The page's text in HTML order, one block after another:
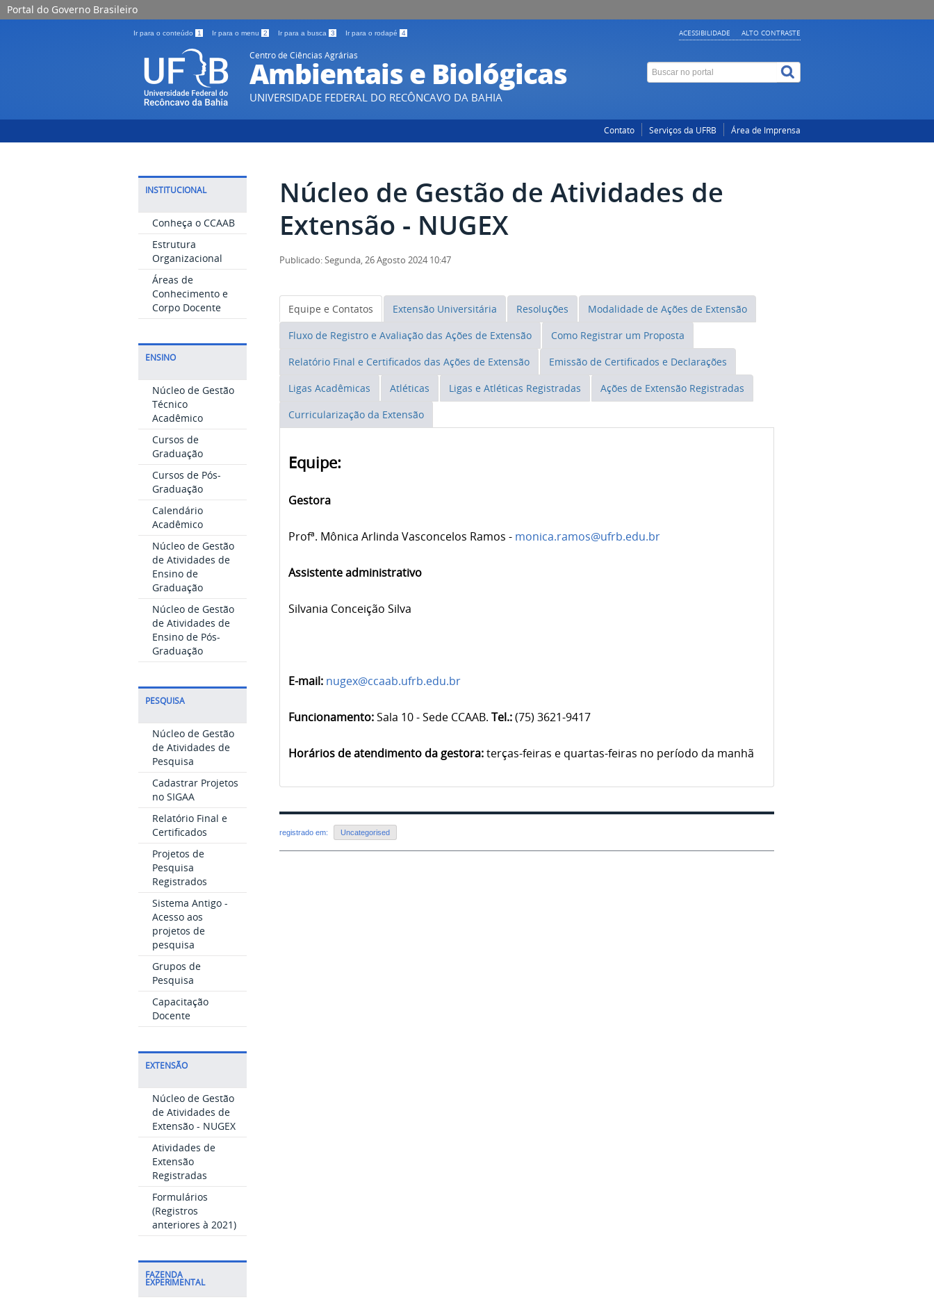
Portal do Governo Brasileiro
Ir para o conteúdo 1 Ir para o menu 2 Ir para a busca 3 Ir para o rodapé 4 ACESSIBILIDADE ALTO CONTRASTE
Centro de Ciências Agrárias
Ambientais e Biológicas
UNIVERSIDADE FEDERAL DO RECÔNCAVO DA BAHIA
Contato Serviços da UFRB Área de Imprensa
INSTITUCIONAL
Conheça o CCAAB
Estrutura
Organizacional
Áreas de
Conhecimento e
Corpo Docente
ENSINO
Núcleo de Gestão
Técnico
Acadêmico
Cursos de
Graduação
Cursos de Pós-
Graduação
Calendário
Acadêmico
Núcleo de Gestão
de Atividades de
Ensino de
Graduação
Núcleo de Gestão
de Atividades de
Ensino de Pós-
Graduação
PESQUISA
Núcleo de Gestão
de Atividades de
Pesquisa
Cadastrar Projetos
no SIGAA
Relatório Final e
Certificados
Projetos de
Pesquisa
Registrados
Sistema Antigo -
Acesso aos
projetos de
pesquisa
Grupos de
Pesquisa
Capacitação
Docente
EXTENSÃO
Núcleo de Gestão
de Atividades de
Extensão - NUGEX
Atividades de
Extensão
Registradas
Formulários
(Registros
anteriores à 2021)
FAZENDA
EXPERIMENTAL
Núcleo de Gestão de Atividades de
Extensão - NUGEX
Publicado: Segunda, 26 Agosto 2024 10:47
Equipe e Contatos Extensão Universitária Resoluções
Modalidade de Ações de Extensão
Fluxo de Registro e Avaliação das Ações de Extensão
Como Registrar um Proposta
Relatório Final e Certificados das Ações de Extensão
Emissão de Certificados e Declarações
Ligas Acadêmicas
Atléticas Ligas e Atléticas Registradas
Ações de Extensão Registradas
Curricularização da Extensão
Equipe:
Gestora
Profª. Mônica Arlinda Vasconcelos Ramos - monica.ramos@ufrb.edu.br
Assistente administrativo
Silvania Conceição Silva
E-mail: nugex@ccaab.ufrb.edu.br
Funcionamento:Sala 10 - Sede CCAAB. Tel.:(75) 3621-9417
Horários de atendimento da gestora:terças-feiras e quartas-feiras no período da manhã
registrado em: Uncategorised